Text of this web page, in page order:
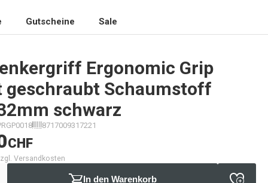
Gutscheine Sale
Ergonomic Grip
geschraubt Schaumstoff
schwarz
8717009317221
CHF
Versandkosten
In den Warenkorb